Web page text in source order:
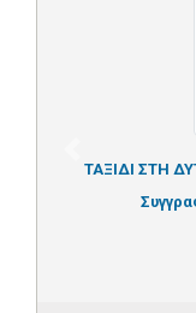
ΤΑΞΙΔΙ ΣΤΗ
Previous